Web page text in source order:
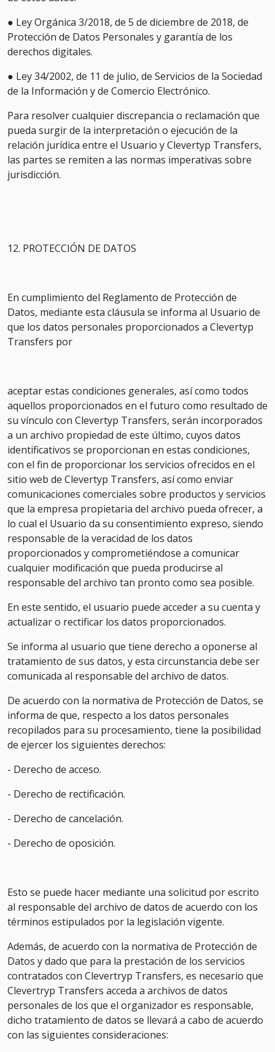
● Ley Orgánica 3/2018, de 5 de diciembre de 2018, de
Protección de Datos Personales y garantía de los
derechos digitales.
● Ley 34/2002, de 11 de julio, de Servicios de la Sociedad
de la Información y de Comercio Electrónico.
Para resolver cualquier discrepancia o reclamación que
pueda surgir de la interpretación o ejecución de la
relación jurídica entre el Usuario y Clevertyp Transfers,
las partes se remiten a las normas imperativas sobre
jurisdicción.
12. PROTECCIÓN DE DATOS
En cumplimiento del Reglamento de Protección de
Datos, mediante esta cláusula se informa al Usuario de
que los datos personales proporcionados a Clevertyp
Transfers por
aceptar estas condiciones generales, así como todos
aquellos proporcionados en el futuro como resultado de
su vínculo con Clevertyp Transfers, serán incorporados
a un archivo propiedad de este último, cuyos datos
identificativos se proporcionan en estas condiciones,
con el fin de proporcionar los servicios ofrecidos en el
sitio web de Clevertyp Transfers, así como enviar
comunicaciones comerciales sobre productos y servicios
que la empresa propietaria del archivo pueda ofrecer, a
lo cual el Usuario da su consentimiento expreso, siendo
responsable de la veracidad de los datos
proporcionados y comprometiéndose a comunicar
cualquier modificación que pueda producirse al
responsable del archivo tan pronto como sea posible.
En este sentido, el usuario puede acceder a su cuenta y
actualizar o rectificar los datos proporcionados.
Se informa al usuario que tiene derecho a oponerse al
tratamiento de sus datos, y esta circunstancia debe ser
comunicada al responsable del archivo de datos.
De acuerdo con la normativa de Protección de Datos, se
informa de que, respecto a los datos personales
recopilados para su procesamiento, tiene la posibilidad
de ejercer los siguientes derechos:
- Derecho de acceso.
- Derecho de rectificación.
- Derecho de cancelación.
- Derecho de oposición.
Esto se puede hacer mediante una solicitud por escrito
al responsable del archivo de datos de acuerdo con los
términos estipulados por la legislación vigente.
Además, de acuerdo con la normativa de Protección de
Datos y dado que para la prestación de los servicios
contratados con Clevertryp Transfers, es necesario que
Clevertryp Transfers acceda a archivos de datos
personales de los que el organizador es responsable,
dicho tratamiento de datos se llevará a cabo de acuerdo
con las siguientes consideraciones: